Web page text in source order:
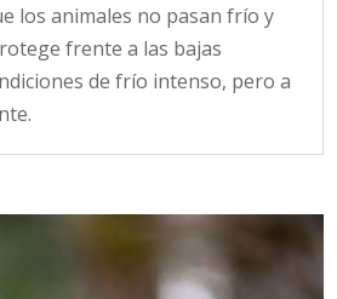
los animales no pasan frío y
frente a las bajas
de frío intenso, pero a